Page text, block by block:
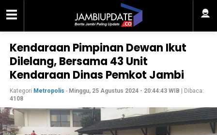
Kendaraan Pimpinan Dewan Ikut
Dilelang, Bersama 43 Unit
Kendaraan Dinas Pemkot Jambi
Kategori Metropolis - Minggu, 25 Agustus 2024 - 20:44:43 WIB | Dibaca:
4108